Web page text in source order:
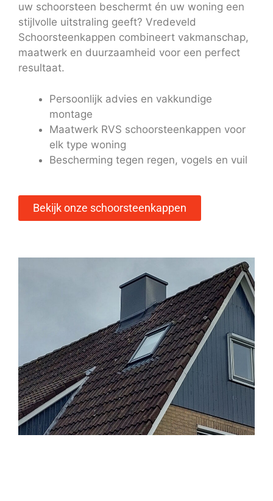
uw schoorsteen beschermt én uw woning een
stijlvolle uitstraling geeft? Vredeveld
Schoorsteenkappen combineert vakmanschap,
maatwerk en duurzaamheid voor een perfect
resultaat.
Persoonlijk advies en vakkundige
montage
Maatwerk RVS schoorsteenkappen voor
elk type woning
Bescherming tegen regen, vogels en vuil
Bekijk onze schoorsteenkappen